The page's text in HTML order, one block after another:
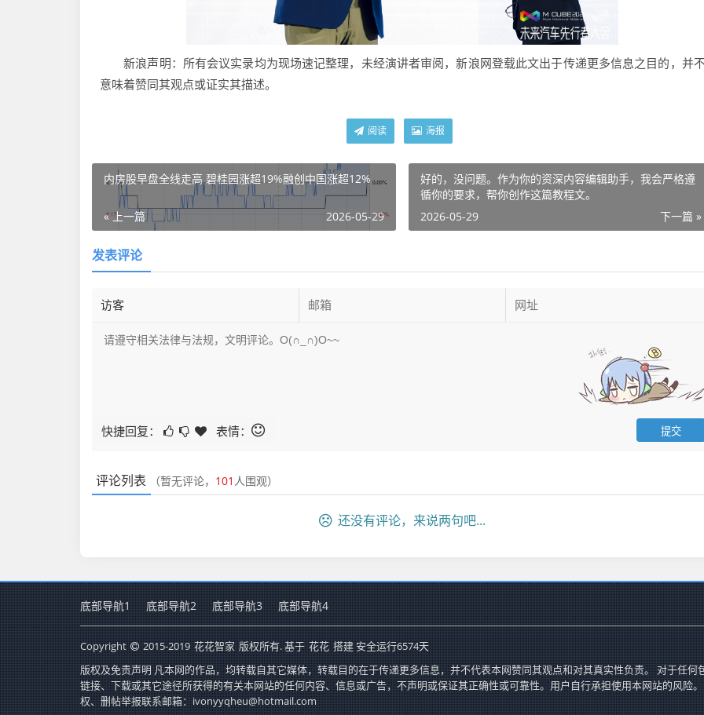
新浪声明：所有会议实录均为现场速记整理，未经演讲者审阅，新浪网登载此文出于传递更多信息之目的，并
意味着赞同其观点或证实其描述。
阅读 海报
内房股早盘全线走高 碧桂园涨超19%融创中国涨超12%
« 上一篇 2026-05-29
好的，没问题。作为你的资深内容编辑助手，我会严格遵
循你的要求，帮你创作这篇教程文。
下一篇 »
2026-05-29
发表评论
快捷回复： 表情：
评论列表 （暂无评论， 101 人围观）
还没有评论，来说两句吧...
底部导航1 底部导航2 底部导航3 底部导航4
Copyright 2015-2019 花花智家 版权所有. 基于 花花 搭建 安全运行6574天
版权及免责声明 凡本网的作品，均转载自其它媒体，转载目的在于传递更多信息，并不代表本网赞同其观点和对其真实性负责。 对于任何
链接、下载或其它途径所获得的有关本网站的任何内容、信息或广告，不声明或保证其正确性或可靠性。用户自行承担使用本网站的风险
权、删帖举报联系邮箱：ivonyyqheu@hotmail.com